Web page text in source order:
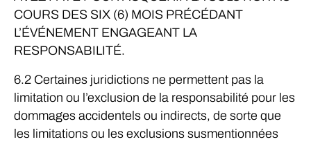
COURS DES SIX (6) MOIS PRÉCÉDANT
L’ÉVÉNEMENT ENGAGEANT LA
RESPONSABILITÉ.
6.2 Certaines juridictions ne permettent pas la
limitation ou l’exclusion de la responsabilité pour les
dommages accidentels ou indirects, de sorte que
les limitations ou les exclusions susmentionnées